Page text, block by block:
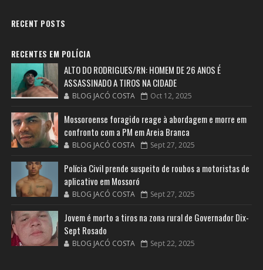
RECENT POSTS
RECENTES EM POLÍCIA
ALTO DO RODRIGUES/RN: HOMEM DE 26 ANOS É
ASSASSINADO A TIROS NA CIDADE
BLOG JACÓ COSTA Oct 12, 2025
Mossoroense foragido reage à abordagem e morre em
confronto com a PM em Areia Branca
BLOG JACÓ COSTA Sept 27, 2025
Polícia Civil prende suspeito de roubos a motoristas de
aplicativo em Mossoró
BLOG JACÓ COSTA Sept 27, 2025
Jovem é morto a tiros na zona rural de Governador Dix-
Sept Rosado
BLOG JACÓ COSTA Sept 22, 2025